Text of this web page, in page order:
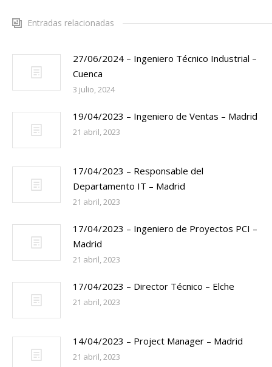
Entradas relacionadas
27/06/2024 – Ingeniero Técnico Industrial –
Cuenca
3 julio, 2024
19/04/2023 – Ingeniero de Ventas – Madrid
21 abril, 2023
17/04/2023 – Responsable del
Departamento IT – Madrid
21 abril, 2023
17/04/2023 – Ingeniero de Proyectos PCI –
Madrid
21 abril, 2023
17/04/2023 – Director Técnico – Elche
21 abril, 2023
14/04/2023 – Project Manager – Madrid
21 abril, 2023